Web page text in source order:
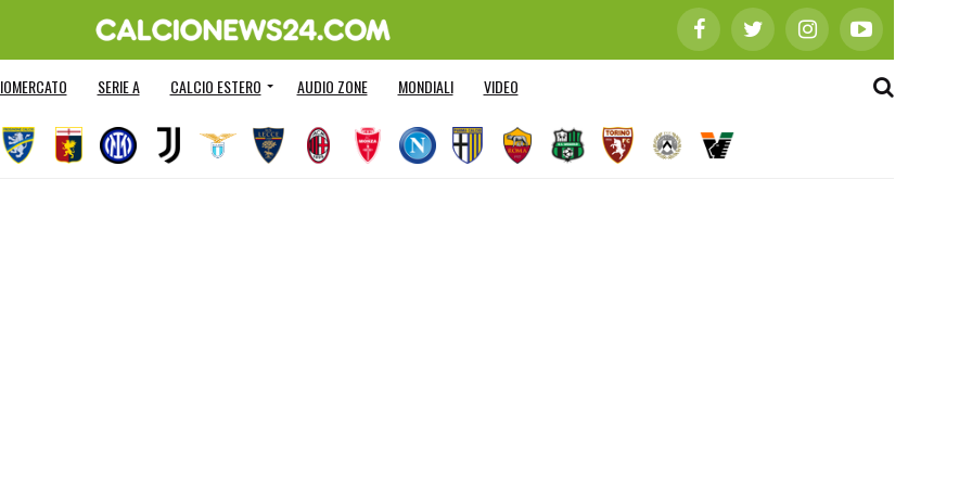
SERIE A CALCIO ESTERO AUDIO ZONE MONDIALI VIDEO